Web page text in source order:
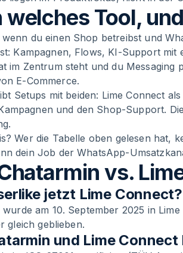
welches Tool,
wenn du einen Shop betreibst und
Kampagnen, Flows, KI-Support mit
im Zentrum steht und du
E-Commerce.
Setups mit beiden: Lime Connect
und den Shop-Support.
Wer die Tabelle oben gelesen hat,
dein Job der WhatsApp-
vs.
jetzt Lime Connect?
am 10. September 2025 in
gleich geblieben.
und Lime Connect